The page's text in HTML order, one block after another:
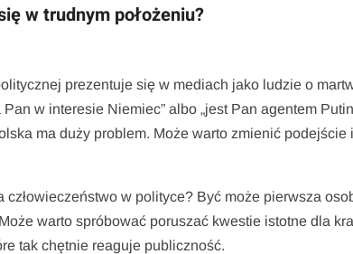
w trudnym położeniu?
prezentuje się w mediach jako ludzie o
Pan w interesie Niemiec” albo „jest Pan agentem
ma duży problem. Może warto zmienić podejście
człowieczeństwo w polityce? Być może pierwsza
warto spróbować poruszać kwestie istotne dla
tak chętnie reaguje publiczność.